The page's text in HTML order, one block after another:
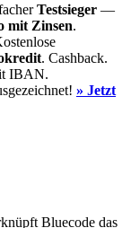
Testsieger —
mit Zinsen.
. Cashback.
IBAN.
» Jetzt
Bluecode das